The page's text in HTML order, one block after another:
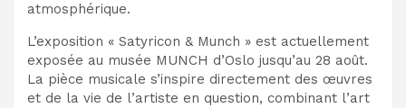
atmosphérique.
L’exposition « Satyricon & Munch » est actuellement
exposée au musée MUNCH d’Oslo jusqu’au 28 août.
La pièce musicale s’inspire directement des œuvres
et de la vie de l’artiste en question, combinant l’art